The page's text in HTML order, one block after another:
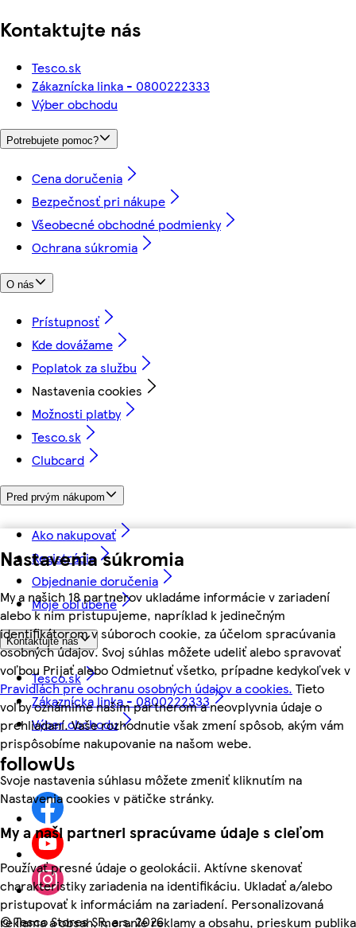
Nastavenia súkromia
My a našich 18 partnerov ukladáme informácie v zariadení
alebo k nim pristupujeme, napríklad k jedinečným
identifikátorom v súboroch cookie, za účelom spracúvania
osobných údajov. Svoj súhlas môžete udeliť alebo spravovať
voľbou Prijať alebo Odmietnuť všetko, prípadne kedykoľvek v
Pravidlách pre ochranu osobných údajov a cookies. Tieto
voľby oznámime našim partnerom a neovplyvnia údaje o
prehliadaní. Vaše rozhodnutie však zmení spôsob, akým vám
prispôsobíme nakupovanie na našom webe.
Svoje nastavenia súhlasu môžete zmeniť kliknutím na
Nastavenia cookies v pätičke stránky.
My a naši partneri spracúvame údaje s cieľom
Používať presné údaje o geolokácii. Aktívne skenovať
charakteristiky zariadenia na identifikáciu. Ukladať a/alebo
pristupovať k informáciám na zariadení. Personalizovaná
reklama a obsah, meranie reklamy a obsahu, prieskum publika
Kontaktujte nás
Tesco.sk
Zákaznícka linka - 0800222333
Výber obchodu
Potrebujete pomoc?
Cena doručenia
Bezpečnosť pri nákupe
Všeobecné obchodné podmienky
Ochrana súkromia
O nás
Prístupnosť
Kde dovážame
Poplatok za službu
Nastavenia cookies
Možnosti platby
Tesco.sk
Clubcard
Pred prvým nákupom
Ako nakupovať
Registrácia
Objednanie doručenia
Moje obľúbené
Kontaktujte nás
Tesco.sk
Zákaznícka linka - 0800222333
Výber obchodu
followUs
©Tesco Stores SR, a.s. 2026